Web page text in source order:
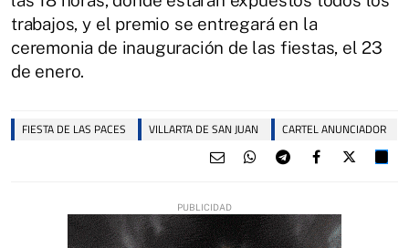
trabajos, y el premio se entregará en la
ceremonia de inauguración de las fiestas, el 23
de enero.
FIESTA DE LAS PACES VILLARTA DE SAN JUAN CARTEL ANUNCIADOR